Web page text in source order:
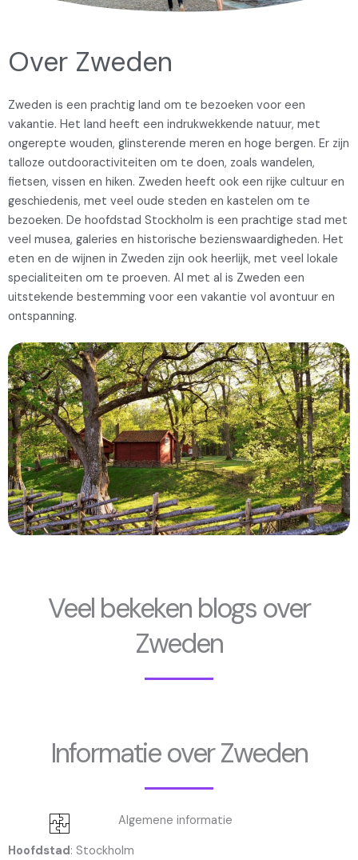
Over Zweden
Zweden is een prachtig land om te bezoeken voor een
vakantie. Het land heeft een indrukwekkende natuur, met
ongerepte wouden, glinsterende meren en hoge bergen. Er zijn
talloze outdooractiviteiten om te doen, zoals wandelen,
fietsen, vissen en hiken. Zweden heeft ook een rijke cultuur en
geschiedenis, met veel oude steden en kastelen om te
bezoeken. De hoofdstad Stockholm is een prachtige stad met
veel musea, galeries en historische bezienswaardigheden. Het
eten en de wijnen in Zweden zijn ook heerlijk, met veel lokale
specialiteiten om te proeven. Al met al is Zweden een
uitstekende bestemming voor een vakantie vol avontuur en
ontspanning.
Veel bekeken blogs over
Zweden
Informatie over Zweden
Algemene informatie
Hoofdstad: Stockholm